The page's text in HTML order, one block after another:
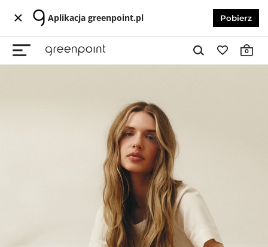
Aplikacja greenpoint.pl Pobierz
0